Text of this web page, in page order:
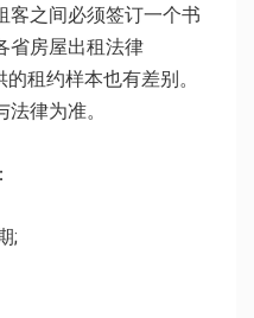
客之间必须签订一个书
省房屋出租法律
租约样本也有差别。
律为准。
;